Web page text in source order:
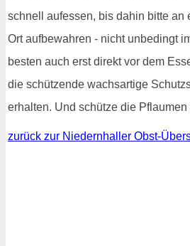
schnell aufessen, bis dahin bitte an
Ort aufbewahren - nicht unbedingt
besten auch erst direkt vor dem
die schützende wachsartige
erhalten. Und schütze die
zurück zur Niedernhaller Obst-